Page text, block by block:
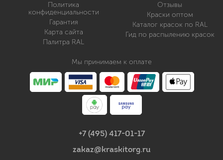
Политика
конфиденциальности
Гарантия
Карта сайта
Палитра RAL
Отзывы
Краски оптом
Каталог красок по RAL
Гид по распылению красок
Мы принимаем к оплате
+7 (495) 417-01-17
zakaz@kraskitorg.ru